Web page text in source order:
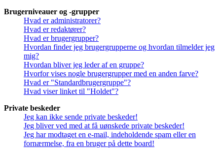
Brugerniveauer og -grupper
Hvad er administratorer?
Hvad er redaktører?
Hvad er brugergrupper?
Hvordan finder jeg brugergrupperne og hvordan tilmelder jeg
mig?
Hvordan bliver jeg leder af en gruppe?
Hvorfor vises nogle brugergrupper med en anden farve?
Hvad er "Standardbrugergruppe"?
Hvad viser linket til "Holdet"?
Private beskeder
Jeg kan ikke sende private beskeder!
Jeg bliver ved med at få uønskede private beskeder!
Jeg har modtaget en e-mail, indeholdende spam eller en
fornærmelse, fra en bruger på dette board!